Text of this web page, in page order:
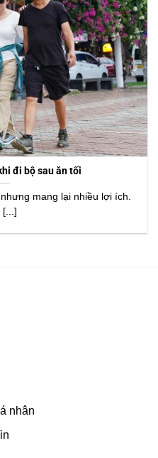
đi bộ sau ăn tối
mang lại nhiều lợi ích.
[...]
nhân